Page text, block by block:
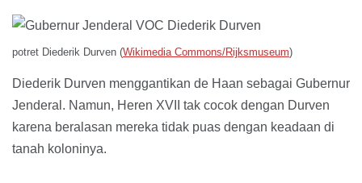
potret Diederik Durven (Wikimedia Commons/Rijksmuseum)
Diederik Durven menggantikan de Haan sebagai Gubernur
Jenderal. Namun, Heren XVII tak cocok dengan Durven
karena beralasan mereka tidak puas dengan keadaan di
tanah koloninya.